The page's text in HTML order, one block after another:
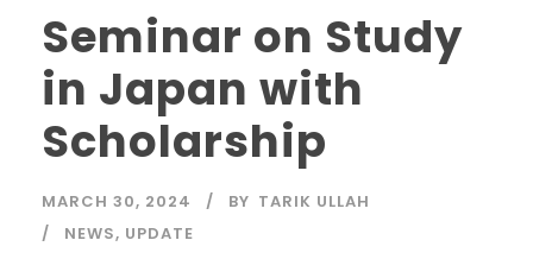
Seminar on Study
in Japan with
Scholarship
MARCH 30, 2024 BY TARIK ULLAH
NEWS, UPDATE